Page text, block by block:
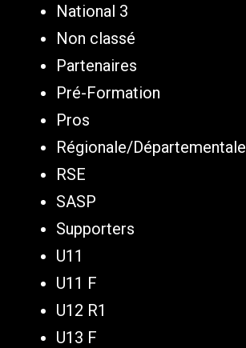
National 3
Non classé
Partenaires
Pré-Formation
Pros
Régionale/Départementale
RSE
SASP
Supporters
U11
U11 F
U12 R1
U13 F